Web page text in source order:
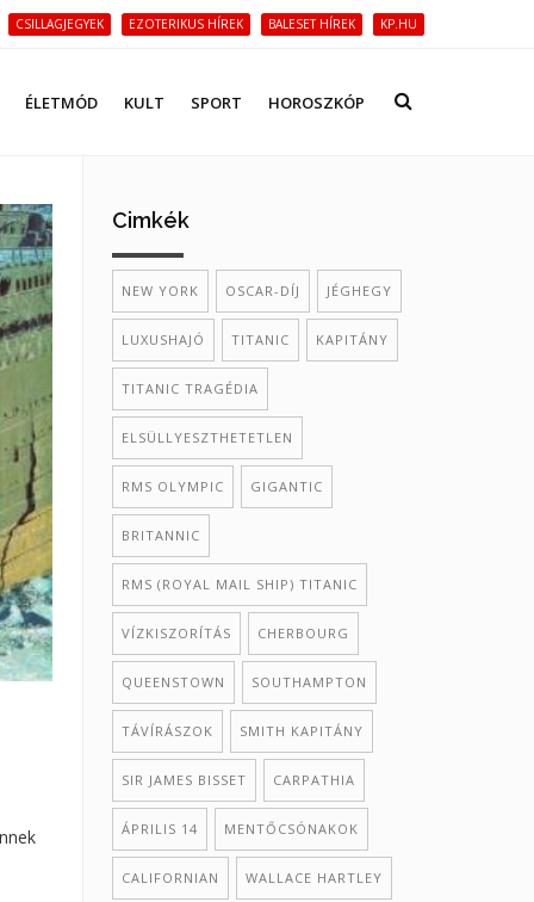
CSILLAGJEGYEK EZOTERIKUS HÍREK BALESET HÍREK KP.HU
ÉLETMÓD KULT SPORT HOROSZKÓP
Cimkék
NEW YORK OSCAR-DÍJ JÉGHEGY
LUXUSHAJÓ TITANIC KAPITÁNY
TITANIC TRAGÉDIA
ELSÜLLYESZTHETETLEN
RMS OLYMPIC GIGANTIC
BRITANNIC
RMS (ROYAL MAIL SHIP) TITANIC
VÍZKISZORÍTÁS CHERBOURG
QUEENSTOWN SOUTHAMPTON
TÁVÍRÁSZOK SMITH KAPITÁNY
SIR JAMES BISSET CARPATHIA
ÁPRILIS 14 MENTŐCSÓNAKOK
CALIFORNIAN WALLACE HARTLEY